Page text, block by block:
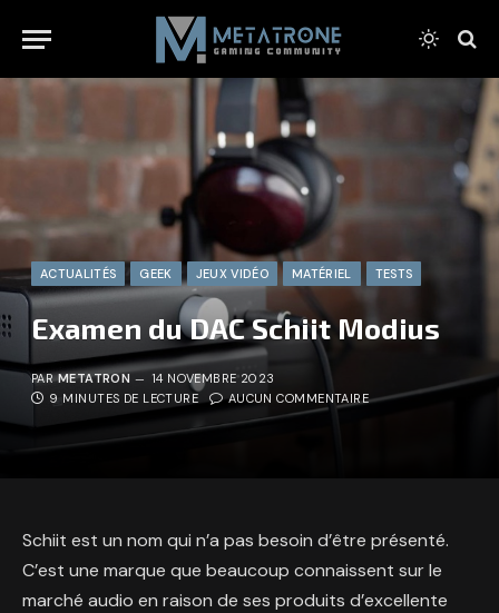
ACTUALITÉS GEEK JEUX VIDÉO MATÉRIEL TESTS
Examen du DAC Schiit Modius
PAR METATRON
14 NOVEMBRE 2023
9 MINUTES DE LECTURE
AUCUN COMMENTAIRE
Schiit est un nom qui n’a pas besoin d’être présenté.
C’est une marque que beaucoup connaissent sur le
marché audio en raison de ses produits d’excellente